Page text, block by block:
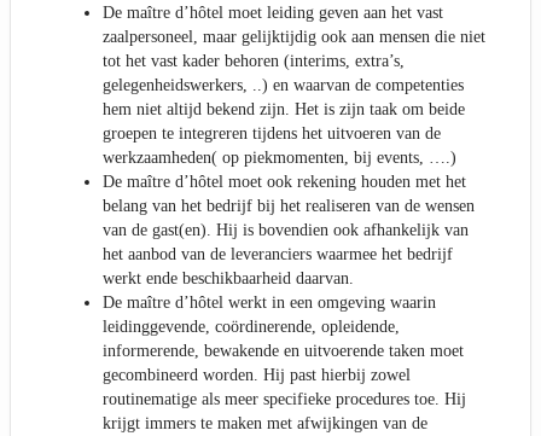
De maître d’hôtel moet leiding geven aan het vast
zaalpersoneel, maar gelijktijdig ook aan mensen die niet
tot het vast kader behoren (interims, extra’s,
gelegenheidswerkers, ..) en waarvan de competenties
hem niet altijd bekend zijn. Het is zijn taak om beide
groepen te integreren tijdens het uitvoeren van de
werkzaamheden( op piekmomenten, bij events, ….)
De maître d’hôtel moet ook rekening houden met het
belang van het bedrijf bij het realiseren van de wensen
van de gast(en). Hij is bovendien ook afhankelijk van
het aanbod van de leveranciers waarmee het bedrijf
werkt ende beschikbaarheid daarvan.
De maître d’hôtel werkt in een omgeving waarin
leidinggevende, coördinerende, opleidende,
informerende, bewakende en uitvoerende taken moet
gecombineerd worden. Hij past hierbij zowel
routinematige als meer specifieke procedures toe. Hij
krijgt immers te maken met afwijkingen van de